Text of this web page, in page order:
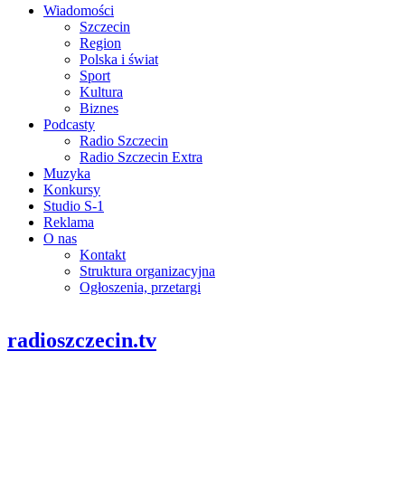
Wiadomości
Szczecin
Region
Polska i świat
Sport
Kultura
Biznes
Podcasty
Radio Szczecin
Radio Szczecin Extra
Muzyka
Konkursy
Studio S-1
Reklama
O nas
Kontakt
Struktura organizacyjna
Ogłoszenia, przetargi
radioszczecin.tv